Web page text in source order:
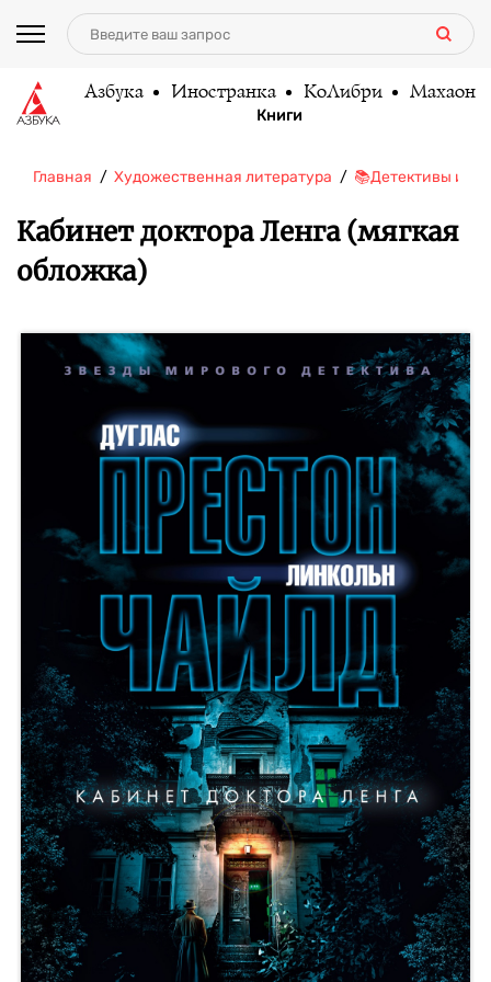
Азбука Иностранка КоЛибри Махаон
Книги
Главная Художественная литература 📚Детективы и
Кабинет доктора Ленга (мягкая
обложка)